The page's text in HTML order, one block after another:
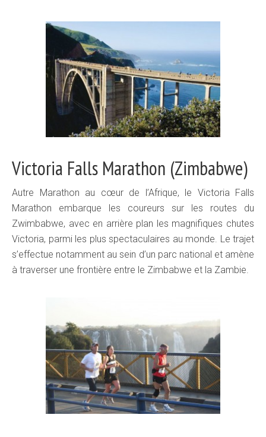
Victoria Falls Marathon (Zimbabwe)
Autre Marathon au cœur de l’Afrique, le Victoria Falls
Marathon embarque les coureurs sur les routes du
Zwimbabwe, avec en arrière plan les magnifiques chutes
Victoria, parmi les plus spectaculaires au monde. Le trajet
s’effectue notamment au sein d’un parc national et amène
à traverser une frontière entre le Zimbabwe et la Zambie.